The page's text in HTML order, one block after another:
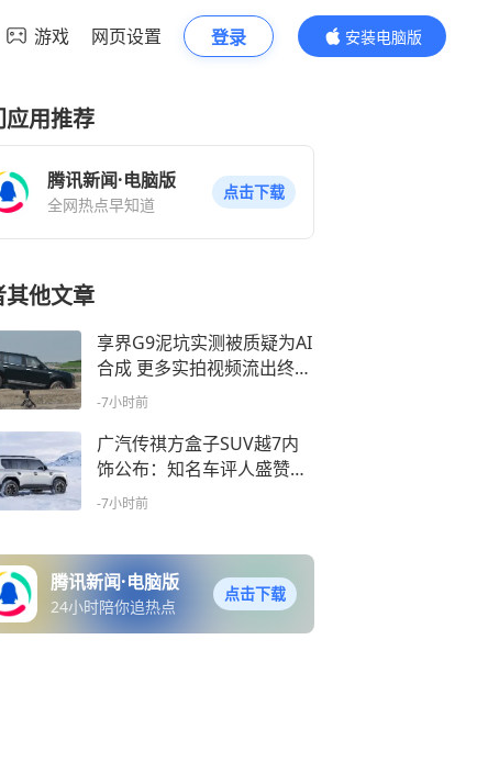
游戏 网页设置 登录
安装电脑版
内容更精彩
应用推荐
腾讯新闻·电脑版
全网热点早知道
点击下载
其他文章
享界G9泥坑实测被质疑为AI
合成 更多实拍视频流出终结
流言
-7小时前
广汽传祺方盒子SUV越7内
饰公布：知名车评人盛赞近
期国产车最好！
-7小时前
腾讯新闻·电脑版
24小时陪你追热点
点击下载